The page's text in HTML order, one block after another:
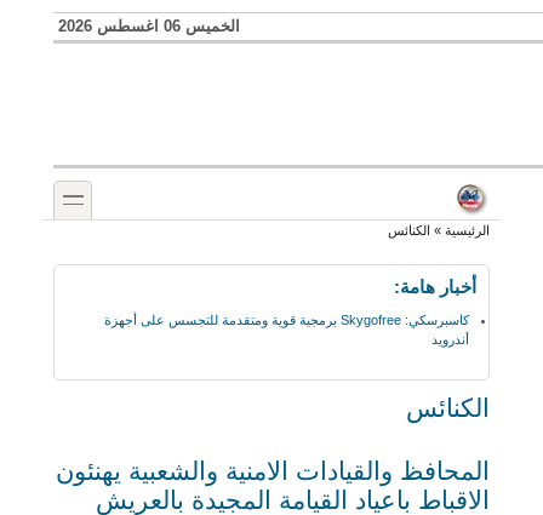
تجاوز إلى المحتوى الرئيسي
Skip to search
الخميس 06 اغسطس 2026
toggle
أنت هنا
الرئيسية» الكنائس
أخبار هامة:
كاسبرسكي: Skygofree برمجية قوية ومتقدمة للتجسس على أجهزة
أندرويد
الكنائس
المحافظ والقيادات الامنية والشعبية يهنئون
الاقباط باعياد القيامة المجيدة بالعريش